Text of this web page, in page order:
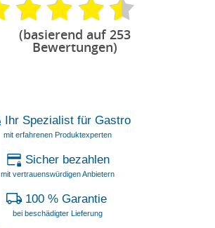
(basierend auf 253
Bewertungen)
Ihr Spezialist für Gastro
mit erfahrenen Produktexperten
Sicher bezahlen
mit vertrauenswürdigen Anbietern
100 % Garantie
bei beschädigter Lieferung